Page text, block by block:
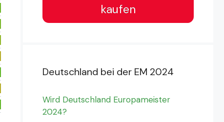
kaufen
Deutschland bei der EM 2024
Wird Deutschland Europameister
2024?